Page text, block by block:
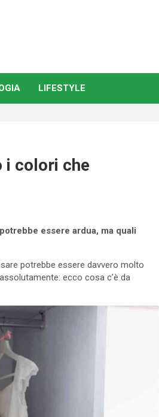
LIFESTYLE
i colori che
essere ardua, ma quali
potrebbe essere davvero molto
ecco cosa c’è da